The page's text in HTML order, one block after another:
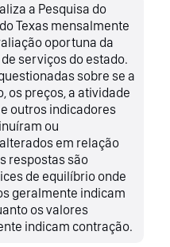
a Pesquisa do
Texas mensalmente
oportuna da
serviços do estado.
sobre se a
os preços, a atividade
outros indicadores
ou
em relação
respostas são
de equilíbrio onde
geralmente indicam
os valores
indicam contração.